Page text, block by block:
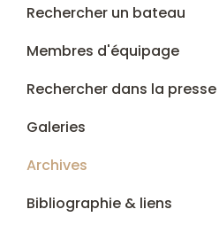
Rechercher un bateau
Membres d'équipage
Rechercher dans la presse
Galeries
Archives
Bibliographie & liens